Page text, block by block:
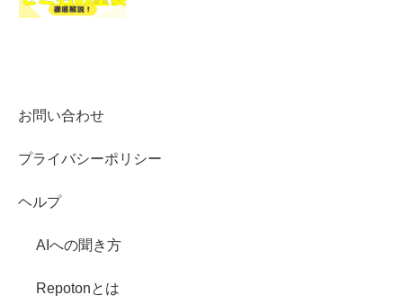
お問い合わせ
プライバシーポリシー
ヘルプ
AIへの聞き方
Repotonとは